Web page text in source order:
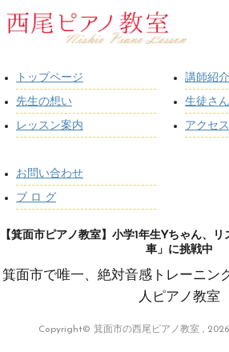
トップページ
先生の想い
レッスン案内
講師紹介
生徒さ
アクセス
お問い合わせ
ブ ロ グ
【箕面市ピアノ教室】小学1年生Yちゃん、
車」に挑戦中
箕面市で唯一、絶対音感トレーニン
人ピアノ教室
Copyright© 箕面市の西尾ピアノ教室 ,